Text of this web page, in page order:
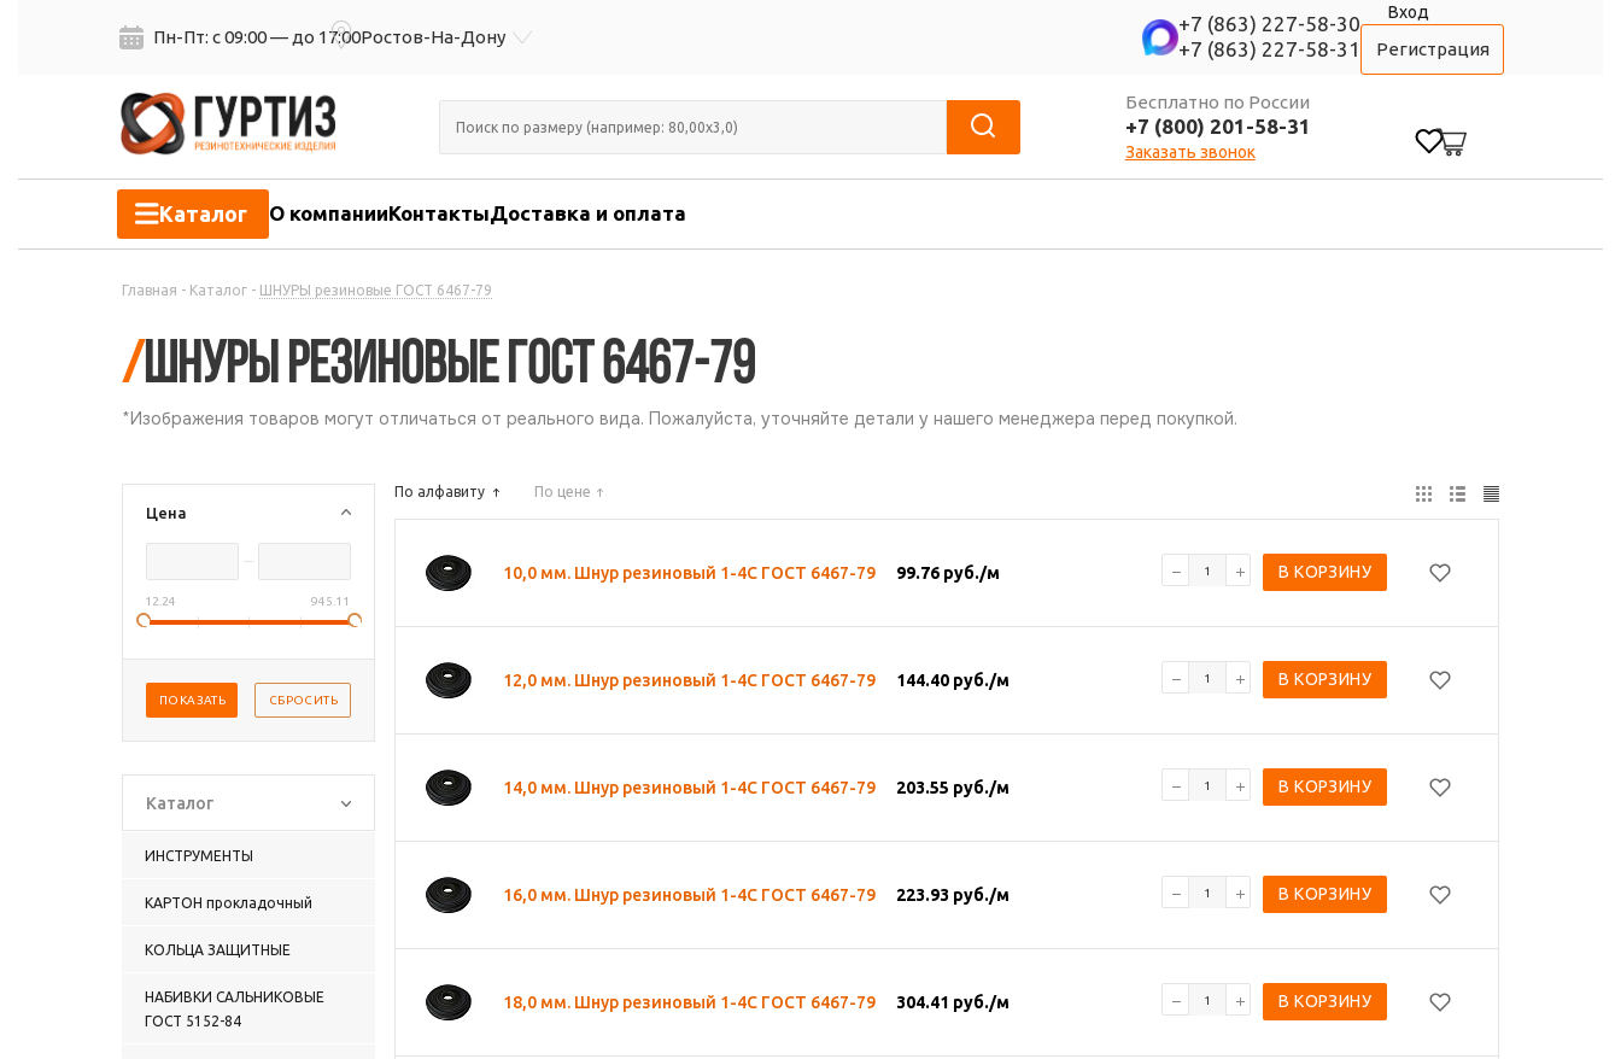
Пн-Пт: с 09:00 — до 17:00Ростов-На-Дону
+7 (863) 227-58-30
+7 (863) 227-58-31
Вход
Регистрация
Бесплатно по России
+7 (800) 201-58-31
Заказать звонок
Каталог О компанииКонтактыДоставка и оплата
Главная - Каталог - ШНУРЫ резиновые ГОСТ 6467-79
/ШНУРЫ резиновые ГОСТ 6467-79
*Изображения товаров могут отличаться от реального вида. Пожалуйста, уточняйте детали у нашего менеджера перед покупкой.
Цена
12.24 945.11
Каталог
ИНСТРУМЕНТЫ
КАРТОН прокладочный
КОЛЬЦА ЗАЩИТНЫЕ
НАБИВКИ САЛЬНИКОВЫЕ
ГОСТ 5152-84
По алфавиту По цене
10,0 мм. Шнур резиновый 1-4С ГОСТ 6467-79 99.76 руб./м В КОРЗИНУ
12,0 мм. Шнур резиновый 1-4С ГОСТ 6467-79 144.40 руб./м В КОРЗИНУ
14,0 мм. Шнур резиновый 1-4С ГОСТ 6467-79 203.55 руб./м В КОРЗИНУ
16,0 мм. Шнур резиновый 1-4С ГОСТ 6467-79 223.93 руб./м В КОРЗИНУ
18,0 мм. Шнур резиновый 1-4С ГОСТ 6467-79 304.41 руб./м В КОРЗИНУ